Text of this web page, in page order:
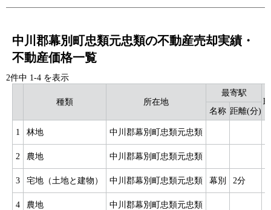
中川郡幕別町忠類元忠類の不動産売却実績・
不動産価格一覧
2件中 1-4 を表示
種類 所在地
最寄駅
名称 距離(分)
1 林地 中川郡幕別町忠類元忠類
2 農地 中川郡幕別町忠類元忠類
3 宅地（土地と建物） 中川郡幕別町忠類元忠類 幕別 2分
4 農地 中川郡幕別町忠類元忠類